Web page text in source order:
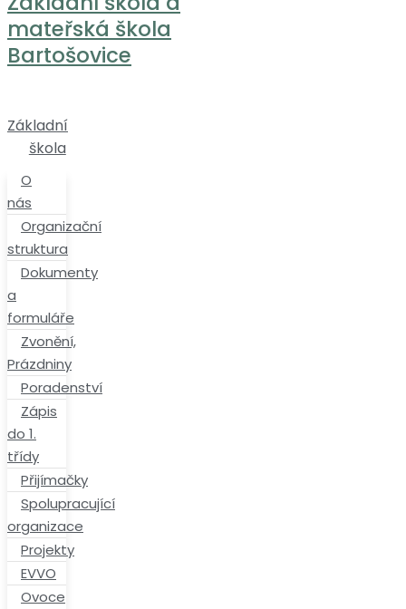
mateřská škola
Bartošovice
Základní
škola
O
nás
Organizační
struktura
Dokumenty
a
formuláře
Zvonění,
Prázdniny
Poradenství
Zápis
do 1.
třídy
Přijímačky
Spolupracující
organizace
Projekty
EVVO
Ovoce